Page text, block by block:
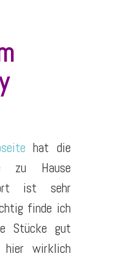
hat die
zu Hause
ist sehr
finde ich
Stücke gut
hier wirklich